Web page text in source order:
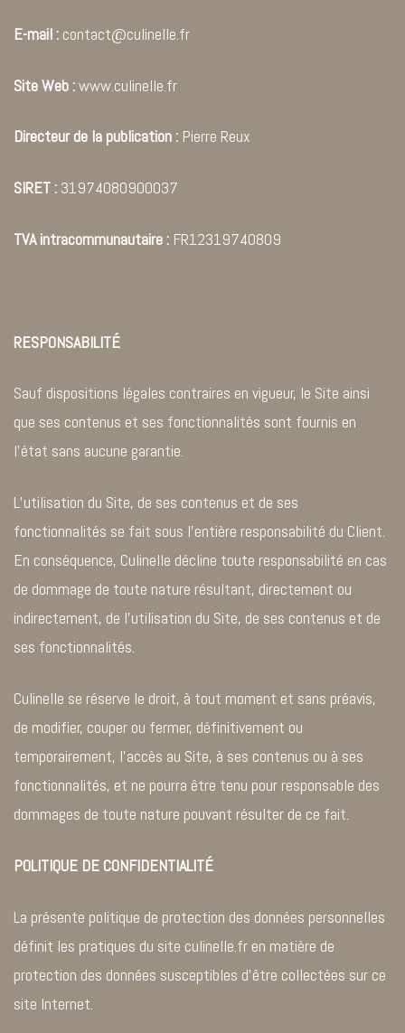
E-mail : contact@culinelle.fr
Site Web :www.culinelle.fr
Directeur de la publication : Pierre Reux
SIRET : 31974080900037
TVA intracommunautaire : FR12319740809
RESPONSABILITÉ
Sauf dispositions légales contraires en vigueur, le Site ainsi
que ses contenus et ses fonctionnalités sont fournis en
l’état sans aucune garantie.
L’utilisation du Site, de ses contenus et de ses
fonctionnalités se fait sous l’entière responsabilité du Client.
En conséquence, Culinelle décline toute responsabilité en cas
de dommage de toute nature résultant, directement ou
indirectement, de l’utilisation du Site, de ses contenus et de
ses fonctionnalités.
Culinelle se réserve le droit, à tout moment et sans préavis,
de modifier, couper ou fermer, définitivement ou
temporairement, l’accès au Site, à ses contenus ou à ses
fonctionnalités, et ne pourra être tenu pour responsable des
dommages de toute nature pouvant résulter de ce fait.
POLITIQUE DE CONFIDENTIALITÉ
La présente politique de protection des données personnelles
définit les pratiques du site culinelle.fr en matière de
protection des données susceptibles d’être collectées sur ce
site Internet.